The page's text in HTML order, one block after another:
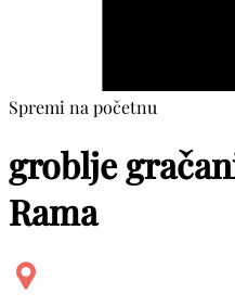
Spremi na početnu
groblje
Rama